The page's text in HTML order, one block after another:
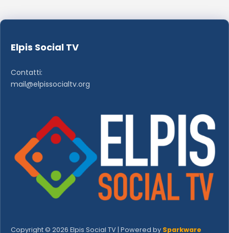
Elpis Social TV
Contatti:
mail@elpissocialtv.org
Copyright © 2026 Elpis Social TV | Powered by Sparkware